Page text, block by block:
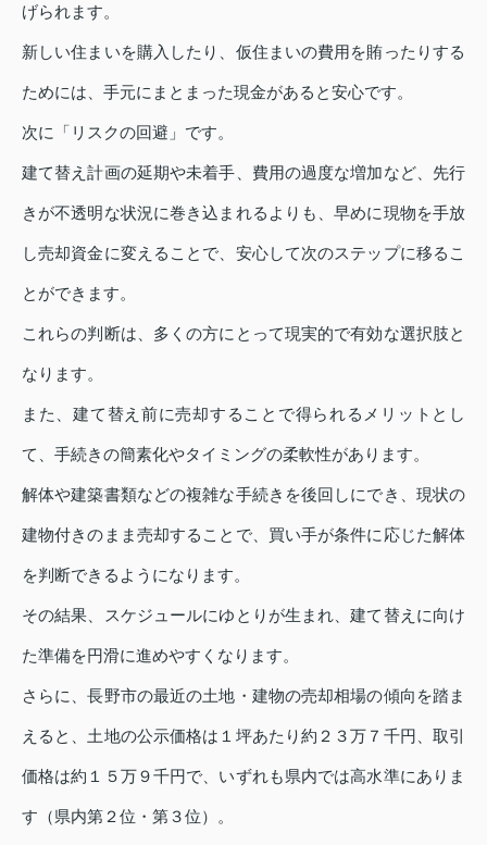
げられます。
新しい住まいを購入したり、仮住まいの費用を賄ったりする
ためには、手元にまとまった現金があると安心です。
次に「リスクの回避」です。
建て替え計画の延期や未着手、費用の過度な増加など、先行
きが不透明な状況に巻き込まれるよりも、早めに現物を手放
し売却資金に変えることで、安心して次のステップに移るこ
とができます。
これらの判断は、多くの方にとって現実的で有効な選択肢と
なります。
また、建て替え前に売却することで得られるメリットとし
て、手続きの簡素化やタイミングの柔軟性があります。
解体や建築書類などの複雑な手続きを後回しにでき、現状の
建物付きのまま売却することで、買い手が条件に応じた解体
を判断できるようになります。
その結果、スケジュールにゆとりが生まれ、建て替えに向け
た準備を円滑に進めやすくなります。
さらに、長野市の最近の土地・建物の売却相場の傾向を踏ま
えると、土地の公示価格は１坪あたり約２３万７千円、取引
価格は約１５万９千円で、いずれも県内では高水準にありま
す（県内第２位・第３位）。